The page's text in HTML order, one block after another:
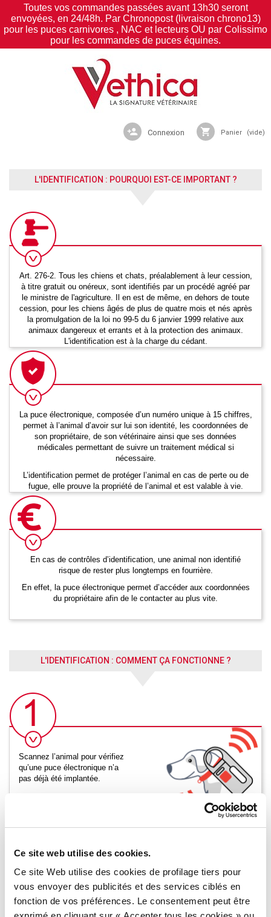
Ce site web utilise des cookies.
Ce site Web utilise des cookies de profilage tiers pour
vous envoyer des publicités et des services ciblés en
fonction de vos préférences. Le consentement peut être
Toutes vos commandes passées avant 13h30 seront
envoyées, en 24/48h. Par Chronopost (livraison chrono13)
pour les puces carnivores , NAC et lecteurs OU par Colissimo
pour les commandes de puces équines.
shopping_cart Panier (vide)
person_add Connexion
L'IDENTIFICATION : POURQUOI EST-CE IMPORTANT ?
Art. 276-2. Tous les chiens et chats, préalablement à leur cession,
à titre gratuit ou onéreux, sont identifiés par un procédé agréé par
le ministre de l'agriculture. Il en est de même, en dehors de toute
cession, pour les chiens âgés de plus de quatre mois et nés après
la promulgation de la loi no 99-5 du 6 janvier 1999 relative aux
animaux dangereux et errants et à la protection des animaux.
L'identification est à la charge du cédant.
La puce électronique, composée d’un numéro unique à 15 chiffres,
permet à l’animal d’avoir sur lui son identité, les coordonnées de
son propriétaire, de son vétérinaire ainsi que ses données
médicales permettant de suivre un traitement médical si
nécessaire.
L’identification permet de protéger l’animal en cas de perte ou de
fugue, elle prouve la propriété de l’animal et est valable à vie.
En cas de contrôles d’identification, une animal non identifié
risque de rester plus longtemps en fourrière.
En effet, la puce électronique permet d’accéder aux coordonnées
du propriétaire afin de le contacter au plus vite.
L'IDENTIFICATION : COMMENT ÇA FONCTIONNE ?
Scannez l’animal pour vérifiez
qu’une puce électronique n’a
pas déjà été implantée.
Scannez le blister Vethica
vérifier que la puce